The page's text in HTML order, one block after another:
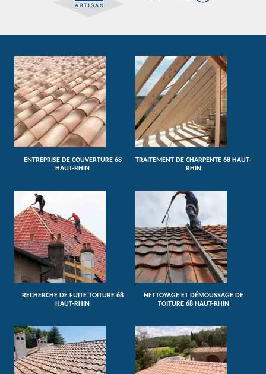
ENTREPRISE DE COUVERTURE 68
HAUT-RHIN
TRAITEMENT DE CHARPENTE 68 HAUT-
RHIN
RECHERCHE DE FUITE TOITURE 68
HAUT-RHIN
NETTOYAGE ET DÉMOUSSAGE DE
TOITURE 68 HAUT-RHIN